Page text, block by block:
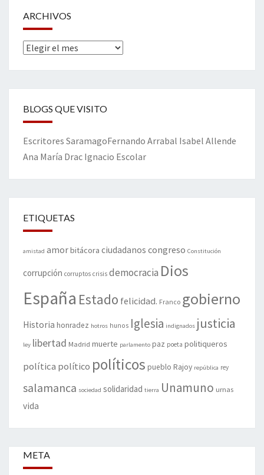
ARCHIVOS
Archivos
BLOGS QUE VISITO
Escritores SaramagoFernando Arrabal Isabel Allende
Ana María Drac Ignacio Escolar
ETIQUETAS
amistad amorbitácora ciudadanos congreso Constitución
corrupción corruptos crisis democracia Dios
España Estado felicidad. Franco gobierno
Historia honradez hotros hunos Iglesia indignados justicia
ley libertad Madrid muerte parlamento paz poeta politiqueros
política político políticos pueblo Rajoy república rey
salamanca sociedad solidaridad tierra Unamuno urnas
vida
META